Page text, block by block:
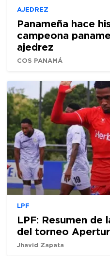
AJEDREZ
Panameña hace
campeona
ajedrez
COS PANAMÁ
LPF
LPF: Resumen de
del torneo
Jhavid Zapata